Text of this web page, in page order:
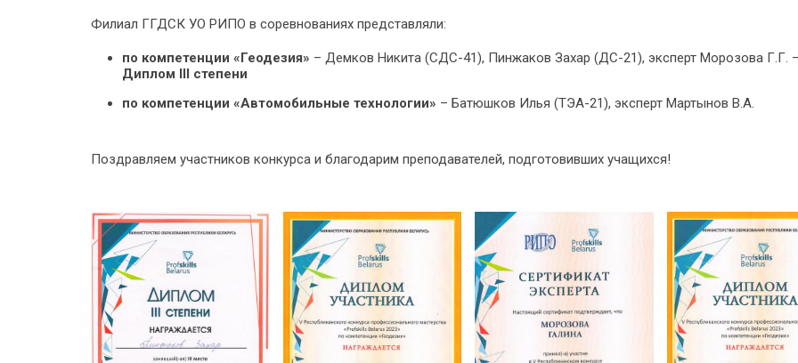
Филиал ГГДСК УО РИПО в соревнованиях представляли:
по компетенции «Геодезия» – Демков Никита (СДС-41), Пинжаков Захар (ДС-21), эксперт Морозова Г.Г.
Диплом III степени
по компетенции «Автомобильные технологии» – Батюшков Илья (ТЭА-21), эксперт Мартынов В.А.
Поздравляем участников конкурса и благодарим преподавателей, подготовивших учащихся!